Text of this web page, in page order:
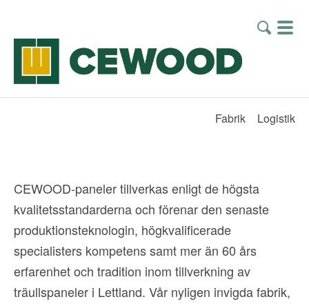
Fabrik Logistik
CEWOOD-paneler tillverkas enligt de högsta
kvalitetsstandarderna och förenar den senaste
produktionsteknologin, högkvalificerade
specialisters kompetens samt mer än 60 års
erfarenhet och tradition inom tillverkning av
träullspaneler i Lettland. Vår nyligen invigda fabrik,